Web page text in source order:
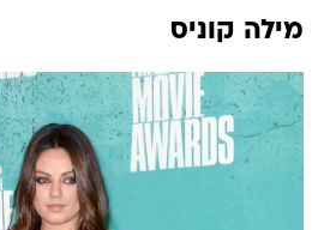
מילה קוניס